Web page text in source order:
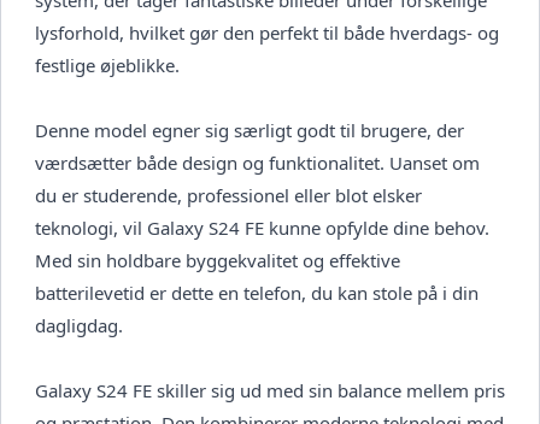
lysforhold, hvilket gør den perfekt til både hverdags- og
festlige øjeblikke.
Denne model egner sig særligt godt til brugere, der
værdsætter både design og funktionalitet. Uanset om
du er studerende, professionel eller blot elsker
teknologi, vil Galaxy S24 FE kunne opfylde dine behov.
Med sin holdbare byggekvalitet og effektive
batterilevetid er dette en telefon, du kan stole på i din
dagligdag.
Galaxy S24 FE skiller sig ud med sin balance mellem pris